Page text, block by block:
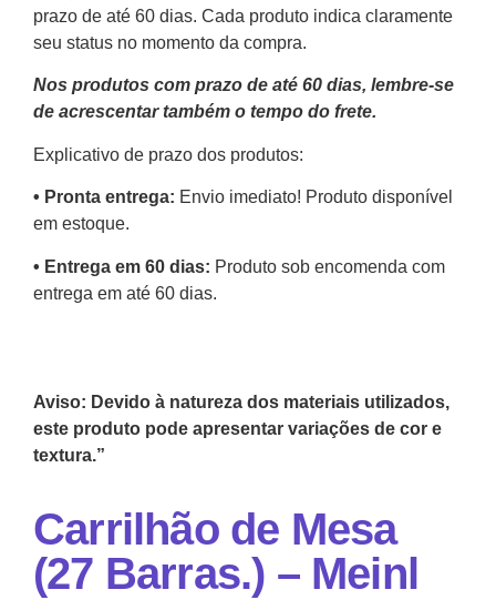
prazo de até 60 dias. Cada produto indica claramente
seu status no momento da compra.
Nos produtos com prazo de até 60 dias, lembre-se
de acrescentar também o tempo do frete.
Explicativo de prazo dos produtos:
•⁠ ⁠Pronta entrega: Envio imediato! Produto disponível
em estoque.
•⁠ Entrega em 60 dias: Produto sob encomenda com
entrega em até 60 dias.
Aviso: Devido à natureza dos materiais utilizados,
este produto pode apresentar variações de cor e
textura.”
Carrilhão de Mesa
(27 Barras.) – Meinl